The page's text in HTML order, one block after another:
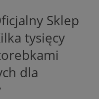
Sklep
tysięcy
dla